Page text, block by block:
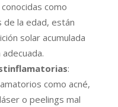
como
de la edad, están
solar acumulada
:
como acné,
o peelings mal